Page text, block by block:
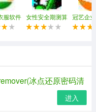
服软件 女性安全期测算
软件
冠艺企
索软件(
冰点还原密码清
进入